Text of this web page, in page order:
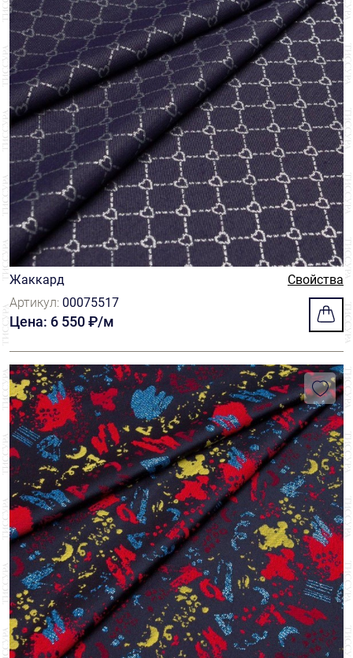
Жаккард
Свойства
Артикул: 00075517
Цена: 6 550 ₽/м